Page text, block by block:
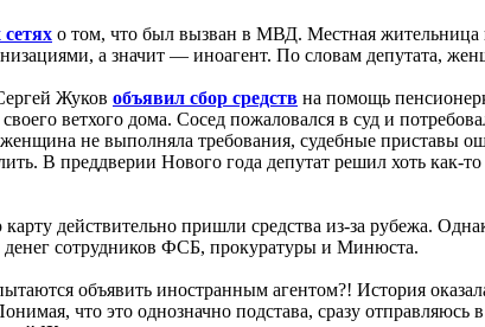
о том, что был вызван в МВД. Местная жительница
а значит — иноагент. По словам депутата,
Жуков объявил сбор средств на помощь
ветхого дома. Сосед пожаловался в суд и
не выполняла требования, судебные приставы
В преддверии Нового года депутат решил хоть как-
действительно пришли средства из-за рубежа.
сотрудников ФСБ, прокуратуры и Минюста.
объявить иностранным агентом?! История
что это однозначно подстава, сразу